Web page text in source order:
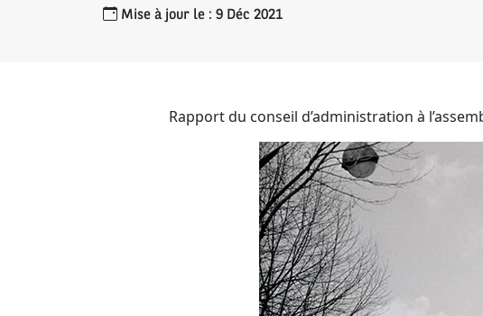
Mise à jour le : 9 Déc 2021
Rapport du conseil d’administration à